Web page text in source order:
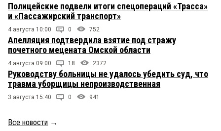
Полицейские подвели итоги спецопераций «Трасса»
и «Пассажирский транспорт»
4 августа 10:00 0 752
Апелляция подтвердила взятие под стражу
почетного мецената Омской области
4 августа 09:00 18 2372
Руководству больницы не удалось убедить суд, что
травма уборщицы непроизводственная
3 августа 15:40 0 941
Все новости →